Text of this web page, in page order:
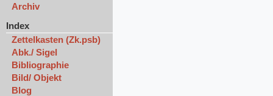
Archiv
Index
Zettelkasten (Zk.psb)
Abk./ Sigel
Bibliographie
Bild/ Objekt
Blog